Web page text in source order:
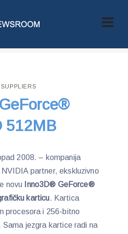
> INNO3D® GEFORCE® 9600GSO
SUPPLIERS
512MB
2008. – kompanija
partner, ekskluzivno
novu Inno3D® GeForce®
karticu. Kartica
procesora i 256-bitno
Sama jezgra kartice radi na